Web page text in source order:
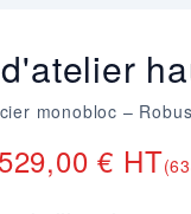
monobloc –
529,00 € HT